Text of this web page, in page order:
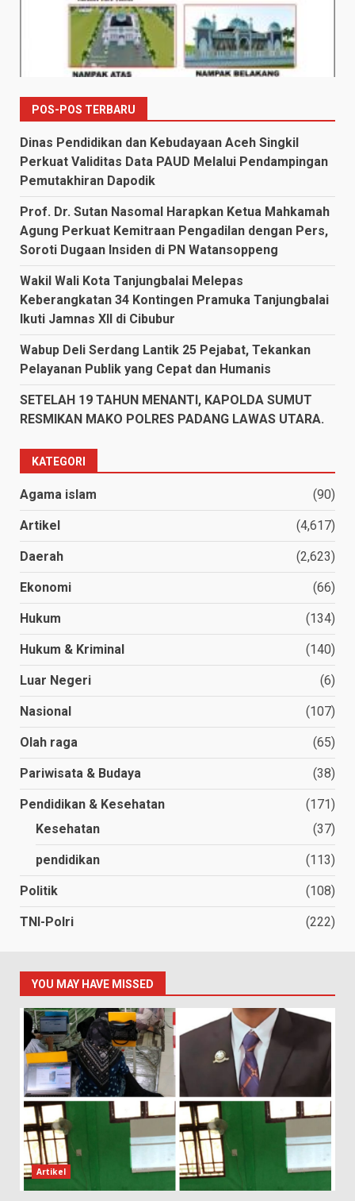
POS-POS TERBARU
Dinas Pendidikan dan Kebudayaan Aceh Singkil
Perkuat Validitas Data PAUD Melalui Pendampingan
Pemutakhiran Dapodik
Prof. Dr. Sutan Nasomal Harapkan Ketua Mahkamah
Agung Perkuat Kemitraan Pengadilan dengan Pers,
Soroti Dugaan Insiden di PN Watansoppeng
Wakil Wali Kota Tanjungbalai Melepas
Keberangkatan 34 Kontingen Pramuka Tanjungbalai
Ikuti Jamnas XII di Cibubur
Wabup Deli Serdang Lantik 25 Pejabat, Tekankan
Pelayanan Publik yang Cepat dan Humanis
SETELAH 19 TAHUN MENANTI, KAPOLDA SUMUT
RESMIKAN MAKO POLRES PADANG LAWAS UTARA.
KATEGORI
Agama islam (90)
Artikel (4,617)
Daerah (2,623)
Ekonomi (66)
Hukum (134)
Hukum & Kriminal (140)
Luar Negeri (6)
Nasional (107)
Olah raga (65)
Pariwisata & Budaya (38)
Pendidikan & Kesehatan
(171)
Kesehatan
(37)
pendidikan (113)
Politik (108)
TNI-Polri (222)
YOU MAY HAVE MISSED
Artikel